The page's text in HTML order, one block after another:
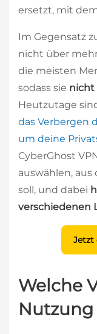
ersetzt, mit
Im Gegensatz
nicht über
die meisten
sodass sie nicht
Heutzutage
das Verbergen
um deine
CyberGhost
auswählen,
soll, und dabei
verschiedenen
Jetzt
Welche
Nutzung